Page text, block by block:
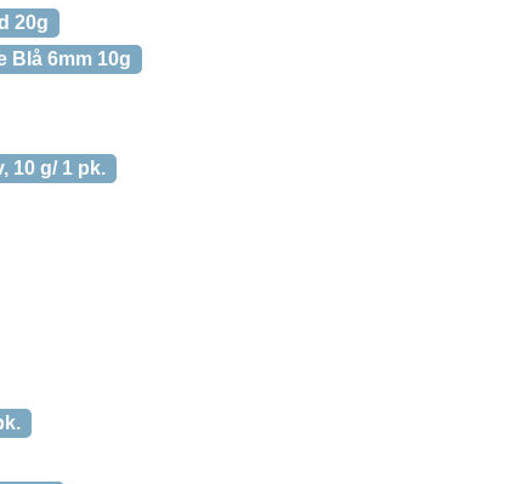
20g
Blå 6mm 10g
10 g/ 1 pk.